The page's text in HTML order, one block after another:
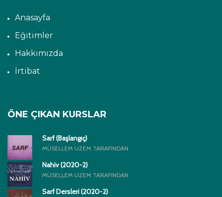
Anasayfa
Eğitimler
Hakkımızda
İrtibat
ÖNE ÇIKAN KURSLAR
Sarf (Başlangıç)
MÜSELLEM UZEM TARAFINDAN
Nahiv (2020-2)
MÜSELLEM UZEM TARAFINDAN
Sarf Dersleri (2020-2)